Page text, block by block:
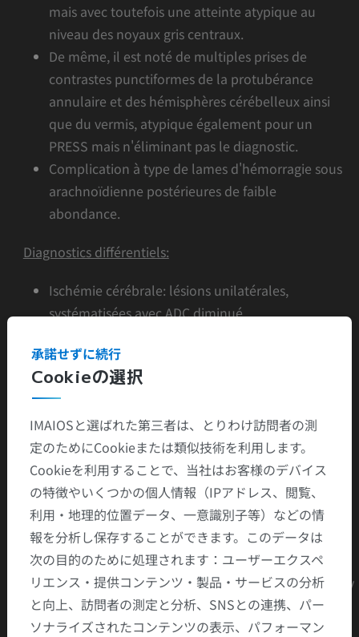
mais avec toutefois une atteinte atypique au
niveau des noyaux gris centraux.
De même, il est noté de multiples prises de
contrastes punctiformes de la protubérance
annulaire et des hémisphères cérébelleux ainsi
que du vermis, atypique également pour un
PRESS mais n'éliminant pas le diagnostic.
Complication à type de lames d'hémorragie sous
arachnoïdienne postérieures de faible
abondance.
Diagnostics différentiels:
Ischémie cérébrale: lésions unilatérales,
systématisées avec ADC diminué
Hyperhémie cérébrale transitoire: post
comitiale, décompression rapide d'HSD:
hypersignaux FLAIR et T2 diffus, ADC augmenté
Encéphalopathies pontiques, auto-immunes
Oedème post hypoxique prolongée
Creutzfeldt-Jakob
Gliomatose cérébrale
LEMP
Discussion
- PRESS syndrome: posterior reversibe encephalopathy
syndrome
Cookieの選択
承諾せずに続行
IMAIOSと選ばれた第三者は、とりわけ訪問者の測
定のためにCookieまたは類似技術を利用します。
Cookieを利用することで、当社はお客様のデバイス
の特徴やいくつかの個人情報（IPアドレス、閲覧、
利用・地理的位置データ、一意識別子等）などの情
報を分析し保存することができます。このデータは
次の目的のために処理されます：ユーザーエクスペ
リエンス・提供コンテンツ・製品・サービスの分析
と向上、訪問者の測定と分析、SNSとの連携、パー
ソナライズされたコンテンツの表示、パフォーマン